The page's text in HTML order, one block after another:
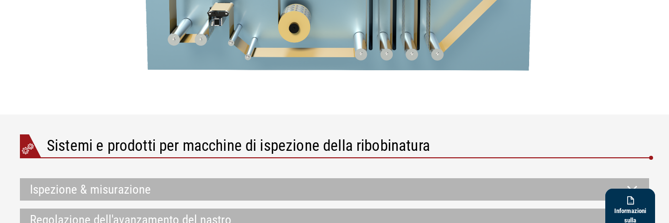

Informazioni
sulla
Sistemi e prodotti per macchine di ispezione della ribobinatura
Ispezione & misurazione
Regolazione dell'avanzamento del nastro